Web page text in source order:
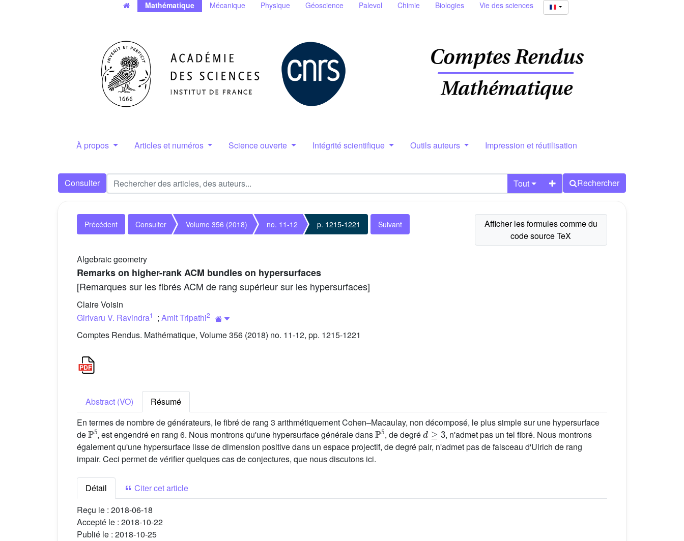
Mathématique Mécanique Physique Géoscience Palevol Chimie Biologies Vie des sciences
À propos Articles et numéros Science ouverte Intégrité scientifique Outils auteurs Impression et réutilisation
Consulter Tout Rechercher
Précédent Consulter Volume 356 (2018) no. 11-12 p. 1215-1221 Suivant
Algebraic geometry
Remarks on higher-rank ACM bundles on hypersurfaces
[Remarques sur les fibrés ACM de rang supérieur sur les hypersurfaces]
Claire Voisin
Girivaru V. Ravindra1 ; Amit Tripathi2
Comptes Rendus. Mathématique, Volume 356 (2018) no. 11-12, pp. 1215-1221
Abstract (VO)
Résumé
En termes de nombre de générateurs, le fibré de rang 3 arithmétiquement Cohen–Macaulay, non décomposé, le plus simple sur une hypersurface
de
P5
, est engendré en rang 6. Nous montrons qu'une hypersurface générale dans
P5
, de degré
d≥3
, n'admet pas un tel fibré. Nous montrons
également qu'une hypersurface lisse de dimension positive dans un espace projectif, de degré pair, n'admet pas de faisceau d'Ulrich de rang
impair. Ceci permet de vérifier quelques cas de conjectures, que nous discutons ici.
Détail
Citer cet article
Reçu le : 2018-06-18
Accepté le : 2018-10-22
Publié le : 2018-10-25